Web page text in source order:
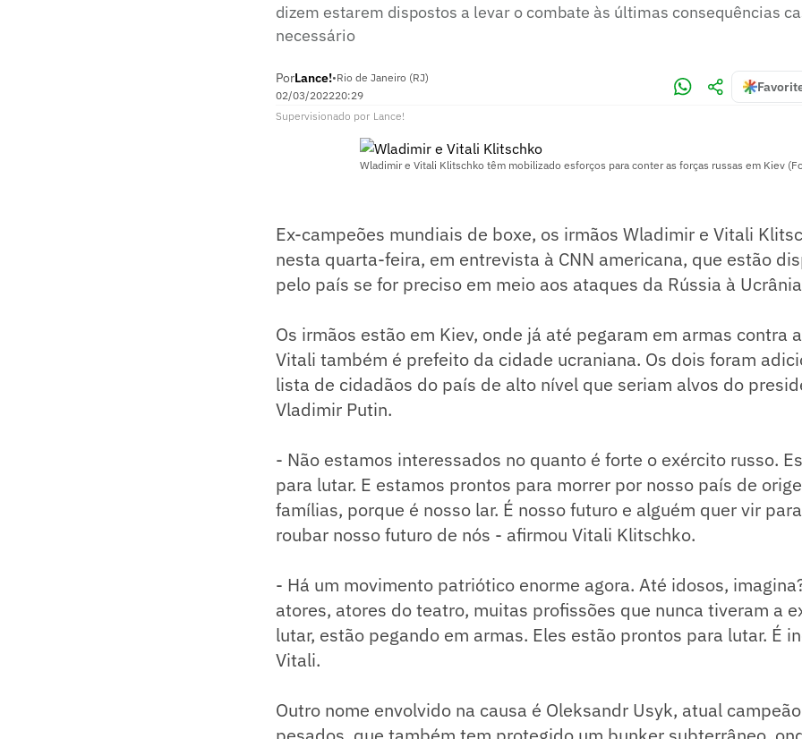
dizem estarem dispostos a levar o combate às últimas consequências
necessário
PorLance!•Rio de Janeiro (RJ)
02/03/202220:29
Supervisionado por Lance!
Wladimir e Vitali Klitschko têm mobilizado esforços para conter as forças russas em Kiev
Ex-campeões mundiais de boxe, os irmãos Wladimir e Vitali
nesta quarta-feira, em entrevista à CNN americana, que estão
pelo país se for preciso em meio aos ataques da Rússia à
Os irmãos estão em Kiev, onde já até pegaram em armas contra
Vitali também é prefeito da cidade ucraniana. Os dois foram
lista de cidadãos do país de alto nível que seriam alvos do
Vladimir Putin.
- Não estamos interessados ​​no quanto é forte o exército russo.
para lutar. E estamos prontos para morrer por nosso país de
famílias, porque é nosso lar. É nosso futuro e alguém quer vir
roubar nosso futuro de nós - afirmou Vitali Klitschko.
- Há um movimento patriótico enorme agora. Até idosos,
atores, atores do teatro, muitas profissões que nunca tiveram a
lutar, estão pegando em armas. Eles estão prontos para lutar. É
Vitali.
Outro nome envolvido na causa é Oleksandr Usyk, atual